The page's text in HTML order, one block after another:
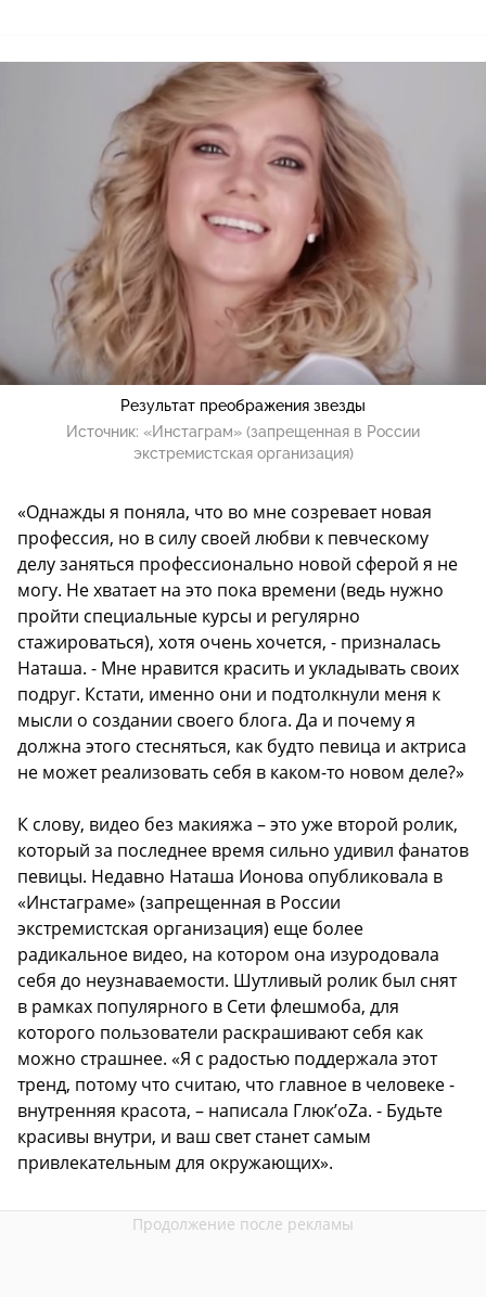
Результат преображения звезды
Источник: «Инстаграм» (запрещенная в России
экстремистская организация)
«Однажды я поняла, что во мне созревает новая
профессия, но в силу своей любви к певческому
делу заняться профессионально новой сферой я не
могу. Не хватает на это пока времени (ведь нужно
пройти специальные курсы и регулярно
стажироваться), хотя очень хочется, - призналась
Наташа. - Мне нравится красить и укладывать своих
подруг. Кстати, именно они и подтолкнули меня к
мысли о создании своего блога. Да и почему я
должна этого стесняться, как будто певица и актриса
не может реализовать себя в каком-то новом деле?»
К слову, видео без макияжа – это уже второй ролик,
который за последнее время сильно удивил фанатов
певицы. Недавно Наташа Ионова опубликовала в
«Инстаграме» (запрещенная в России
экстремистская организация) еще более
радикальное видео, на котором она изуродовала
себя до неузнаваемости. Шутливый ролик был снят
в рамках популярного в Сети флешмоба, для
которого пользователи раскрашивают себя как
можно страшнее. «Я с радостью поддержала этот
тренд, потому что считаю, что главное в человеке -
внутренняя красота, – написала Глюк’oZа. - Будьте
красивы внутри, и ваш свет станет самым
привлекательным для окружающих».